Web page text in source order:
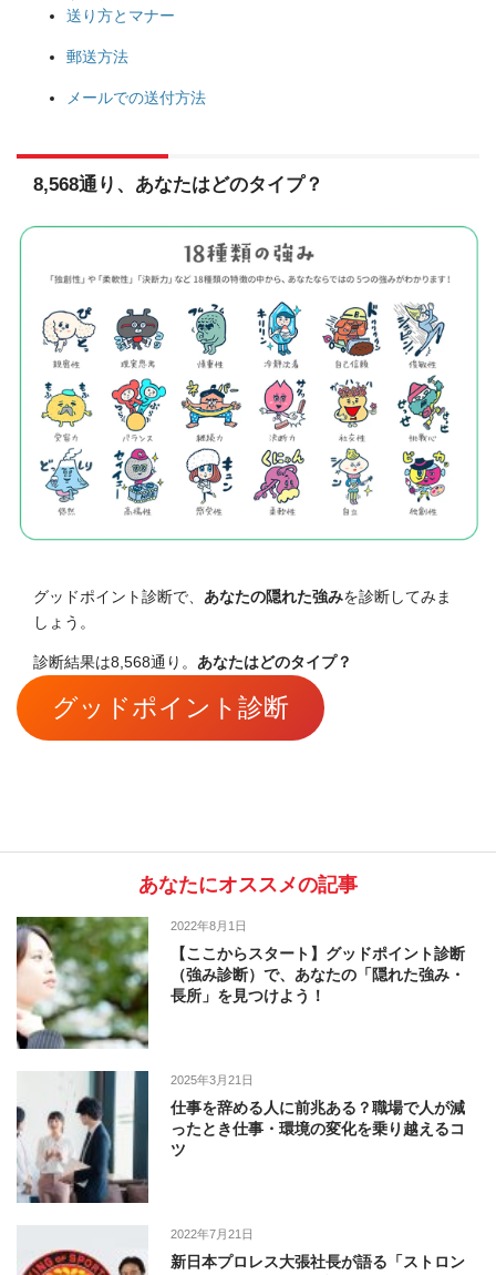
送り方とマナー
郵送方法
メールでの送付方法
8,568通り、あなたはどのタイプ？
グッドポイント診断で、 あなたの隠れた強みを診断してみま
しょう。
診断結果は8,568通り。 あなたはどのタイプ？
グッドポイント診断
あなたにオススメの記事
2022年8月1日
【ここからスタート】グッドポイント診断
（強み診断）で、あなたの「隠れた強み・
長所」を見つけよう！
2025年3月21日
仕事を辞める人に前兆ある？職場で人が減
ったとき仕事・環境の変化を乗り越えるコ
ツ
2022年7月21日
新日本プロレス大張社長が語る「ストロン